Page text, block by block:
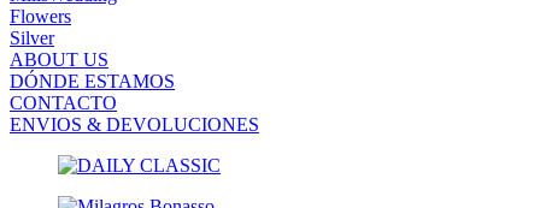
Flowers
Silver
ABOUT US
DÓNDE ESTAMOS
CONTACTO
ENVIOS & DEVOLUCIONES